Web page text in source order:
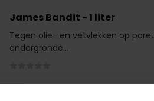
James Bandit - 1 liter
Tegen olie- en vetvlekken op
ondergronde...